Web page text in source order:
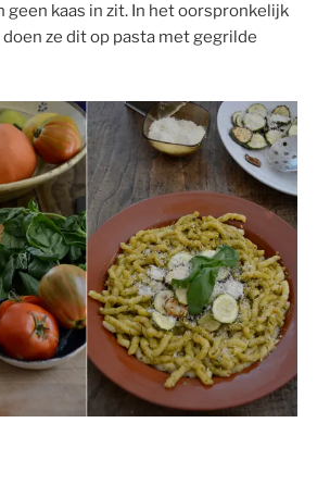
geen kaas in zit. In het oorspronkelijk
ze dit op pasta met gegrilde